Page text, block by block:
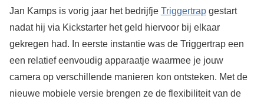
Jan Kamps is vorig jaar het bedrijfje Triggertrapgestart
nadat hij via Kickstarter het geld hiervoor bij elkaar
gekregen had. In eerste instantie was de Triggertrap een
een relatief eenvoudig apparaatje waarmee je jouw
camera op verschillende manieren kon ontsteken. Met de
nieuwe mobiele versie brengen ze de flexibiliteit van de